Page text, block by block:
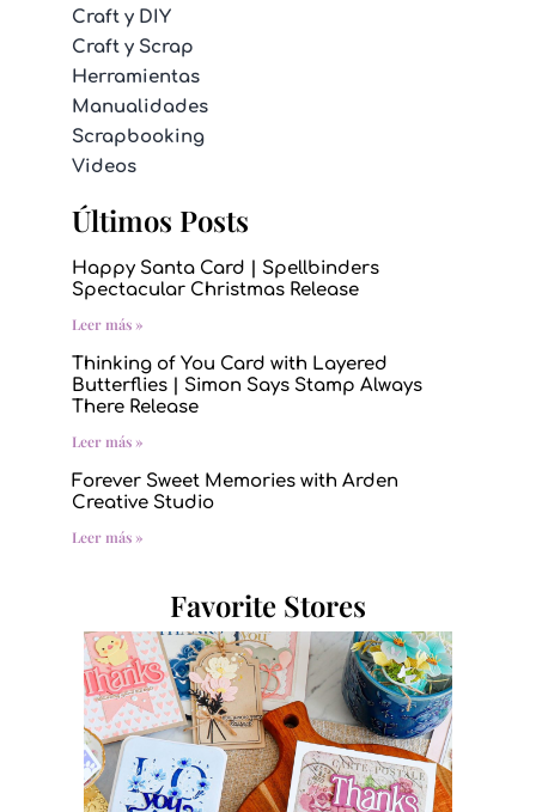
Craft y DIY
Craft y Scrap
Herramientas
Manualidades
Scrapbooking
Videos
Últimos Posts
Happy Santa Card | Spellbinders
Spectacular Christmas Release
Leer más »
Thinking of You Card with Layered
Butterflies | Simon Says Stamp Always
There Release
Leer más »
Forever Sweet Memories with Arden
Creative Studio
Leer más »
Favorite Stores